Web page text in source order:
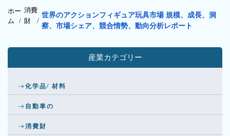
ホー
ム /
消費
財/
世界のアクションフィギュア玩具市場 規模、成長、洞
察、市場シェア、競合情勢、動向分析レポート
産業カテゴリー
化学品/ 材料
自動車の
消費財